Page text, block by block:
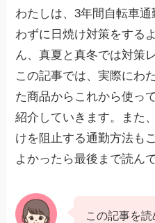
わたしは、3年間自転車
わずに日焼け対策をする
ん、真夏と真冬では対策
この記事では、実際にわ
た商品からこれから使っ
紹介していきます。また
けを阻止する通勤方法も
よかったら最後まで読ん
この記事を